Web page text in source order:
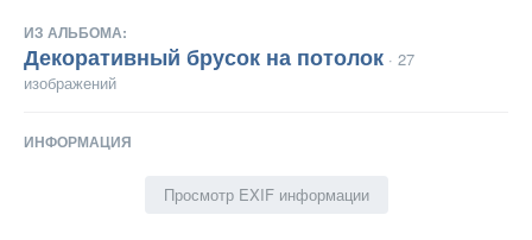
ИЗ АЛЬБОМА:
Декоративный брусок на потолок · 27
изображений
ИНФОРМАЦИЯ
Просмотр EXIF информации